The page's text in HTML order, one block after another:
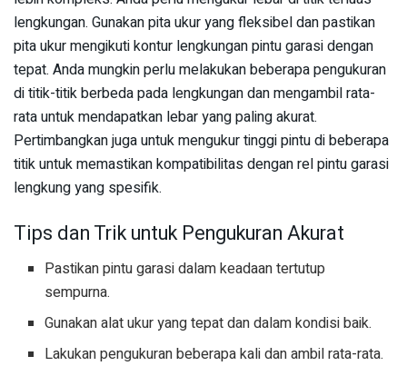
lengkungan. Gunakan pita ukur yang fleksibel dan pastikan
pita ukur mengikuti kontur lengkungan pintu garasi dengan
tepat. Anda mungkin perlu melakukan beberapa pengukuran
di titik-titik berbeda pada lengkungan dan mengambil rata-
rata untuk mendapatkan lebar yang paling akurat.
Pertimbangkan juga untuk mengukur tinggi pintu di beberapa
titik untuk memastikan kompatibilitas dengan rel pintu garasi
lengkung yang spesifik.
Tips dan Trik untuk Pengukuran Akurat
Pastikan pintu garasi dalam keadaan tertutup
sempurna.
Gunakan alat ukur yang tepat dan dalam kondisi baik.
Lakukan pengukuran beberapa kali dan ambil rata-rata.